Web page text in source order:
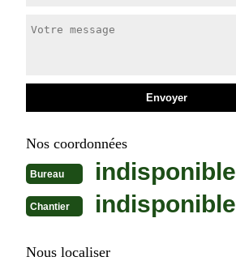
Nos coordonnées
Bureau indisponible
Chantier indisponible
Nous localiser